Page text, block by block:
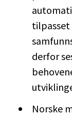
tilpasset
derfor
Norske